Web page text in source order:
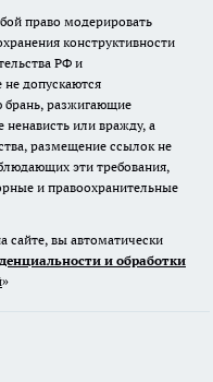
право модерировать
конструктивности
РФ и
не допускаются
разжигающие
или вражду, а
размещение ссылок не
эти требования,
и правоохранительные
сайте, вы автоматически
и обработки
»